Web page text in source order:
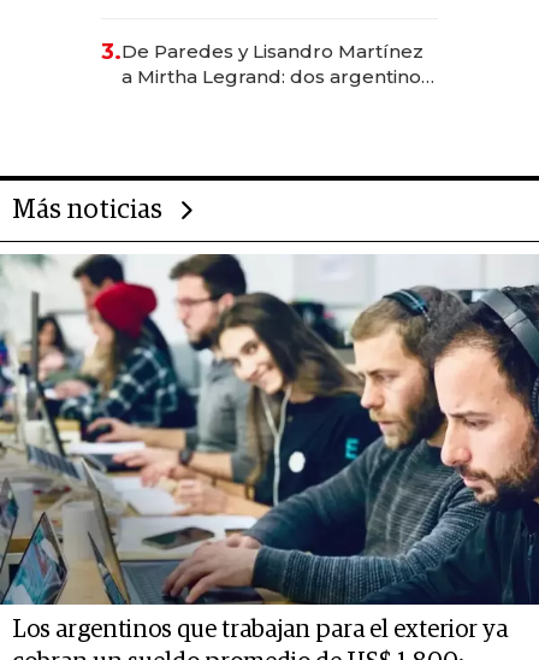
las marcas "fast premium"
3.De Paredes y Lisandro Martínez
a Mirtha Legrand: dos argentinos
Más noticias
Los argentinos que trabajan para el exterior ya